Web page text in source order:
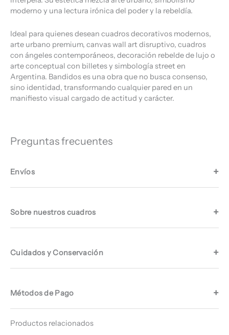
moderno y una lectura irónica del poder y la rebeldía.
Ideal para quienes desean cuadros decorativos modernos,
arte urbano premium, canvas wall art disruptivo, cuadros
con ángeles contemporáneos, decoración rebelde de lujo o
arte conceptual con billetes y simbología street en
Argentina. Bandidos es una obra que no busca consenso,
sino identidad, transformando cualquier pared en un
manifiesto visual cargado de actitud y carácter.
Preguntas frecuentes
Envíos
Sobre nuestros cuadros
Cuidados y Conservación
Métodos de Pago
Productos relacionados